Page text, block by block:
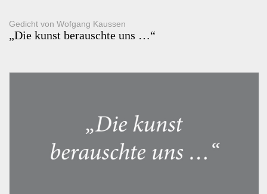
Gedicht von Wofgang Kaussen
„Die kunst berauschte uns …“